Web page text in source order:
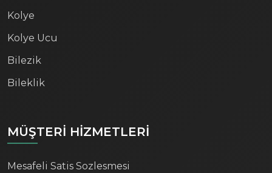
Kolye
Kolye Ucu
Bilezik
Bileklik
MÜŞTERİ HİZMETLERİ
Mesafeli Satis Sozlesmesi